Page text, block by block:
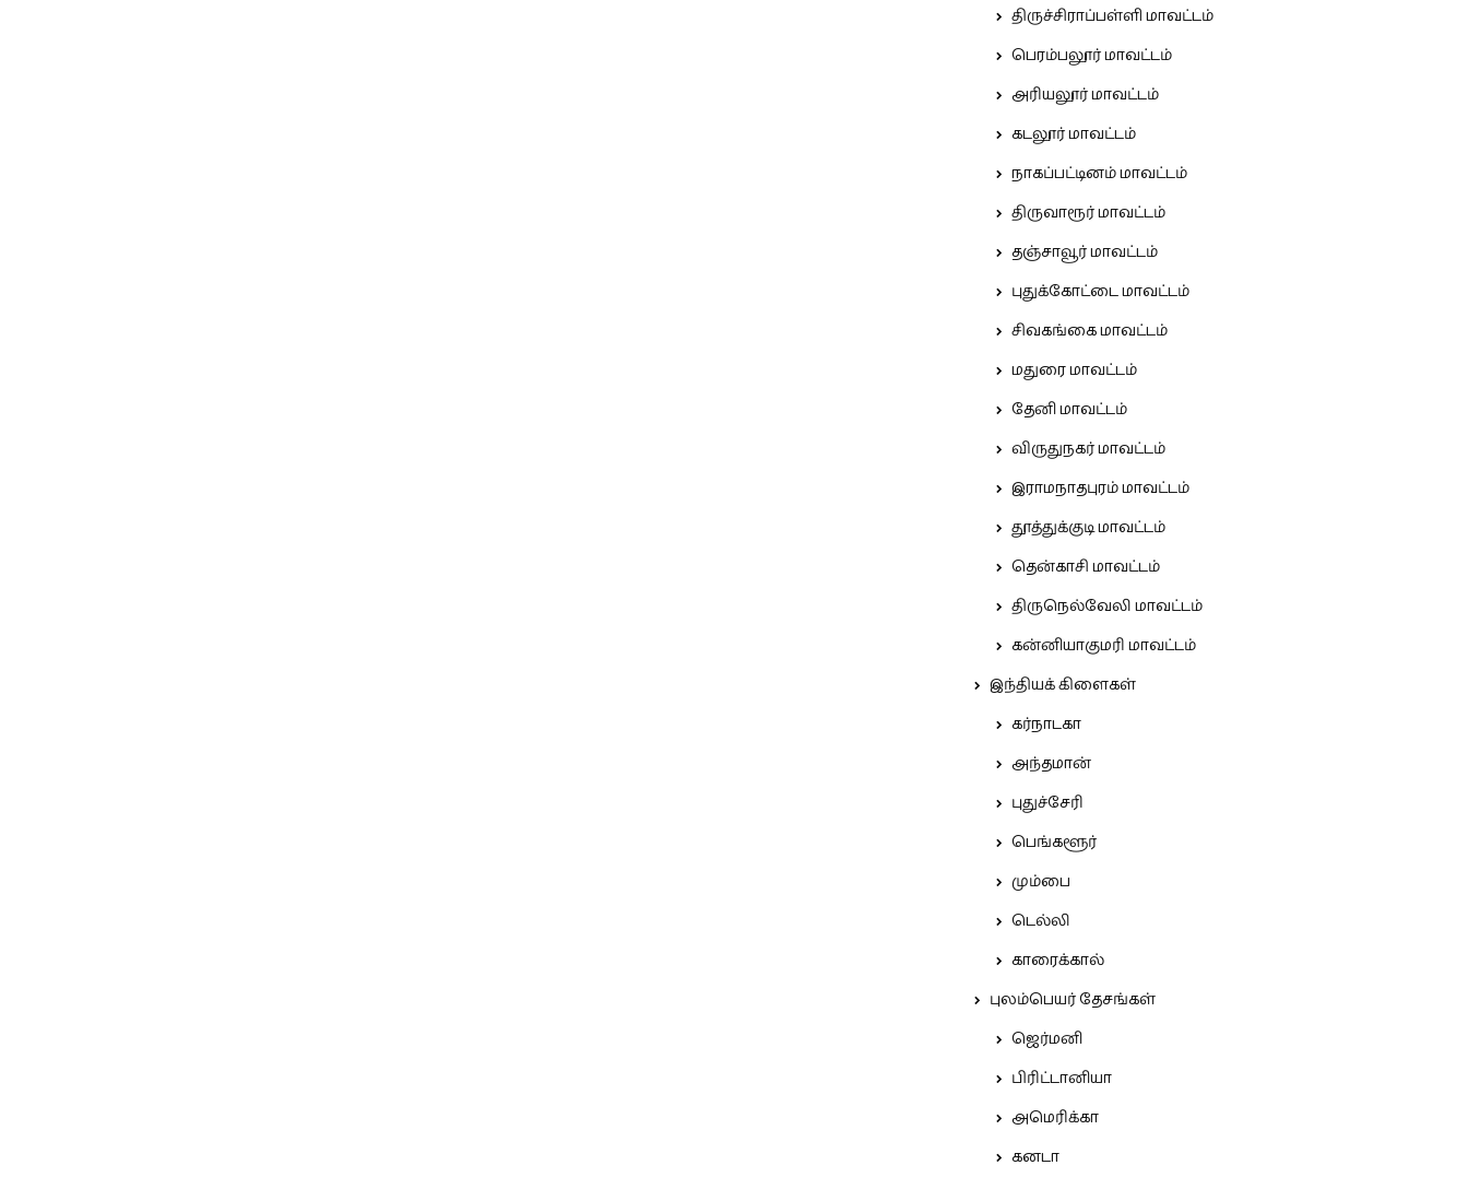
திருச்சிராப்பள்ளி மாவட்டம்
பெரம்பலூர் மாவட்டம்
அரியலூர் மாவட்டம்
கடலூர் மாவட்டம்
நாகப்பட்டினம் மாவட்டம்
திருவாரூர் மாவட்டம்
தஞ்சாவூர் மாவட்டம்
புதுக்கோட்டை மாவட்டம்
சிவகங்கை மாவட்டம்
மதுரை மாவட்டம்
தேனி மாவட்டம்
விருதுநகர் மாவட்டம்
இராமநாதபுரம் மாவட்டம்
தூத்துக்குடி மாவட்டம்
தென்காசி மாவட்டம்
திருநெல்வேலி மாவட்டம்
கன்னியாகுமரி மாவட்டம்
இந்தியக் கிளைகள்
கர்நாடகா
அந்தமான்
புதுச்சேரி
பெங்களூர்
மும்பை
டெல்லி
காரைக்கால்
புலம்பெயர் தேசங்கள்
ஜெர்மனி
பிரிட்டானியா
அமெரிக்கா
கனடா